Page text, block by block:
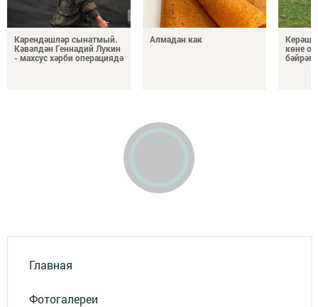
Карендәшләр сынатмый.
Кәвәлдән Геннадий Лукин
- махсус хәрби операциядә
Алмадан как
көне
Главная
Фотогалереи